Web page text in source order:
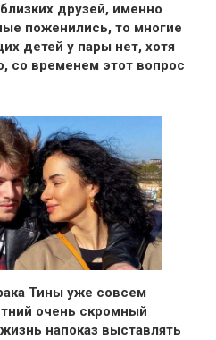
друзей, именно
поженились, то многие
детей у пары нет, хотя
со временем этот вопрос
Тины уже совсем
очень скромный
напоказ выставлять